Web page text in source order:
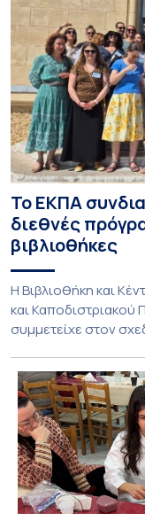
Το ΕΚΠΑ
διεθνές
βιβλιοθήκες
Η Βιβλιοθήκη και
και
συμμετείχε στον
Libraries and
πραγματοποιήθηκε
εκπαιδευτικές
2026. Το πρόγραμμα